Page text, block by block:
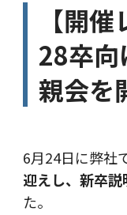
【開
28卒向
親会を
6月24日に弊社
迎えし、新卒
た。